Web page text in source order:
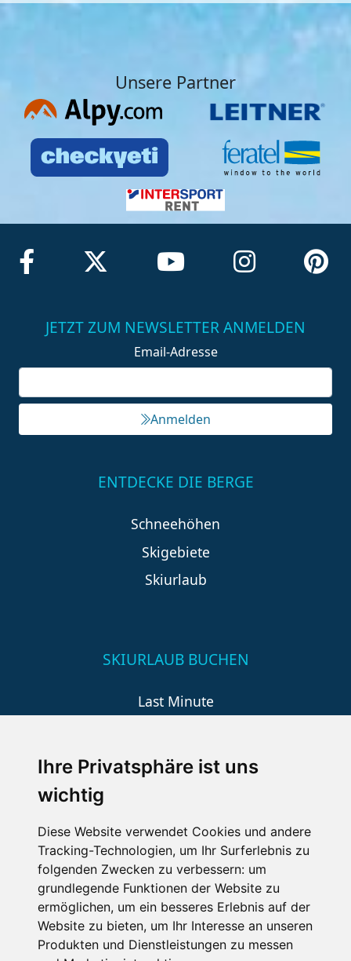
Ihre Privatsphäre ist uns
wichtig
Diese Website verwendet Cookies und andere
Tracking-Technologien, um Ihr Surferlebnis zu
folgenden Zwecken zu verbessern: um
grundlegende Funktionen der Website zu
ermöglichen, um ein besseres Erlebnis auf der
Website zu bieten, um Ihr Interesse an unseren
Produkten und Dienstleistungen zu messen
Unsere Partner
JETZT ZUM NEWSLETTER ANMELDEN
Email-Adresse
Anmelden
ENTDECKE DIE BERGE
Schneehöhen
Skigebiete
Skiurlaub
SKIURLAUB BUCHEN
Last Minute
Wellness
SCHNEEHÖHEN SKI APP
Die Schneehoehen Ski APP für iOS und Android - Ein
Muss für alle Wintersportler und Schneefreaks!